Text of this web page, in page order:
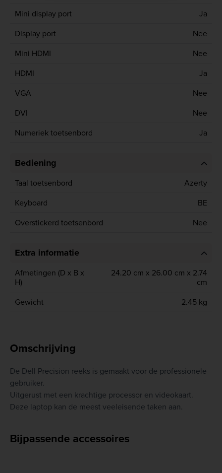
Mini display port
Ja
Display port
Nee
Mini HDMI
Nee
HDMI
Ja
VGA
Nee
DVI
Nee
Numeriek toetsenbord
Ja
Bediening
Taal toetsenbord
Azerty
Keyboard
BE
Overstickerd toetsenbord
Nee
Extra informatie
Afmetingen (D x B x
H)
24.20 cm x 26.00 cm x 2.74
cm
Gewicht
2.45 kg
Omschrijving
De Dell Precision reeks is gemaakt voor de professionele
gebruiker.
Uitgerust met een krachtige processor en videokaart.
Deze laptop kan de meest veeleisende taken aan.
Bijpassende accessoires